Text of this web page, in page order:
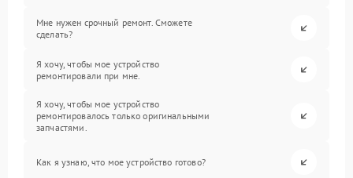
Мне нужен срочный ремонт. Сможете
сделать?
Я хочу, чтобы мое устройство
ремонтировали при мне.
Я хочу, чтобы мое устройство
ремонтировалось только оригинальными
запчастями.
Как я узнаю, что мое устройство готово?